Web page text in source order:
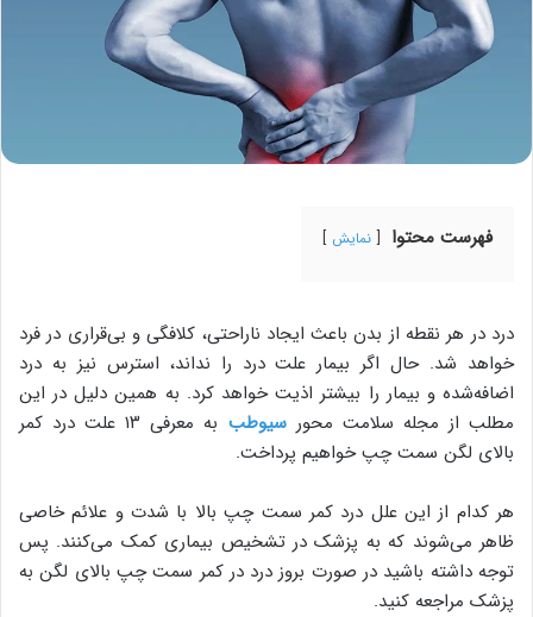
فهرست محتوا نمایش
درد در هر نقطه از بدن باعث ایجاد ناراحتی، کلافگی و بی‌قراری در فرد
خواهد شد. حال اگر بیمار علت درد را نداند، استرس نیز به درد
اضافه‌شده و بیمار را بیشتر اذیت خواهد کرد. به همین دلیل در این
مطلب از مجله سلامت محورسیوطب
به معرفی ۱۳ علت درد کمر
بالای لگن سمت چپ خواهیم پرداخت.
هر کدام از این علل درد کمر سمت چپ بالا با شدت و علائم خاصی
ظاهر می‌شوند که به پزشک در تشخیص بیماری کمک می‌کنند. پس
توجه داشته باشید در صورت بروز درد در کمر سمت چپ بالای لگن به
پزشک مراجعه کنید.